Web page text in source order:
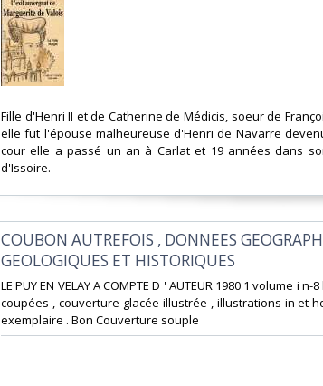
‎Fille d'Henri II et de Catherine de Médicis, soeur de
elle fut l'épouse malheureuse d'Henri de Navarre
cour elle a passé un an à Carlat et 19 années dans
d'Issoire. ‎
‎COUBON AUTREFOIS , DONNEES
GEOLOGIQUES ET HISTORIQUES‎
‎LE PUY EN VELAY A COMPTE D ' AUTEUR 1980 1 volume i
coupées , couverture glacée illustrée , illustrations in et
exemplaire . Bon Couverture souple ‎